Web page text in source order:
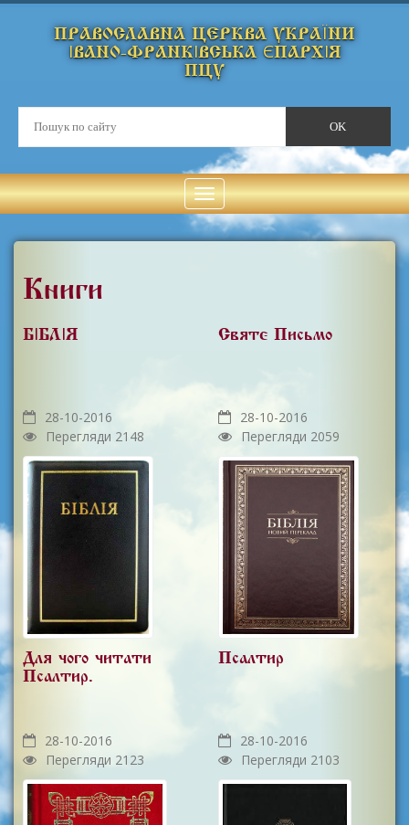
ПРАВОСЛАВНА ЦЕРКВА УКРАЇНИ
ІВАНО-ФРАНКІВСЬКА ЄПАРХІЯ
ПЦУ
Книги
БІБЛІЯ
28-10-2016
Перегляди 2148
Святе Письмо
28-10-2016
Перегляди 2059
Для чого читати
Псалтир.
28-10-2016
Перегляди 2123
Псалтир
28-10-2016
Перегляди 2103